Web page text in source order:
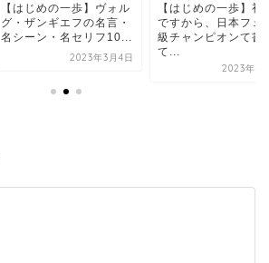
【はじめの一歩】ヴォル
グ・ザンギエフの名言・
名シーン・名セリフ10...
2023年3月4日
【はじめの一歩】初
ですから、日本フェ
級チャンピオンて書
て...
2023年4